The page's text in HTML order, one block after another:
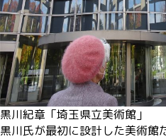
黒川紀章「埼玉県立美術館」
黒川氏が最初に設計した美術館